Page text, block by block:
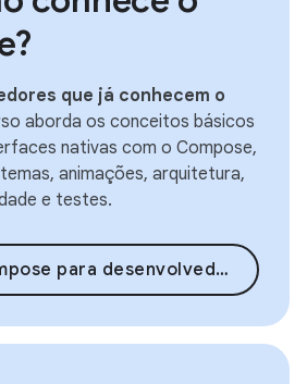
que já conhecem o
aborda os conceitos básicos
nativas com o Compose,
animações, arquitetura,
e testes.
para desenvolvedores Android